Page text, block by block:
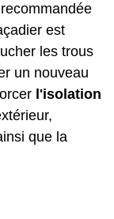
est
les trous
un nouveau
l'isolation
que la